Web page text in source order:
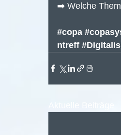
➡️ Welche
#copa
ntreff